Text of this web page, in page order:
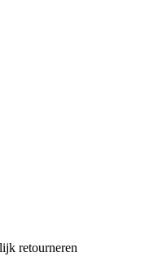
retourneren